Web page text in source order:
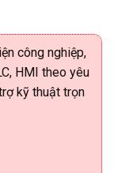
công nghiệp,
HMI theo yêu
kỹ thuật trọn